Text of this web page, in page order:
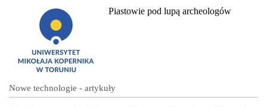
Piastowie pod lupą archeologów
Nowe technologie - artykuły